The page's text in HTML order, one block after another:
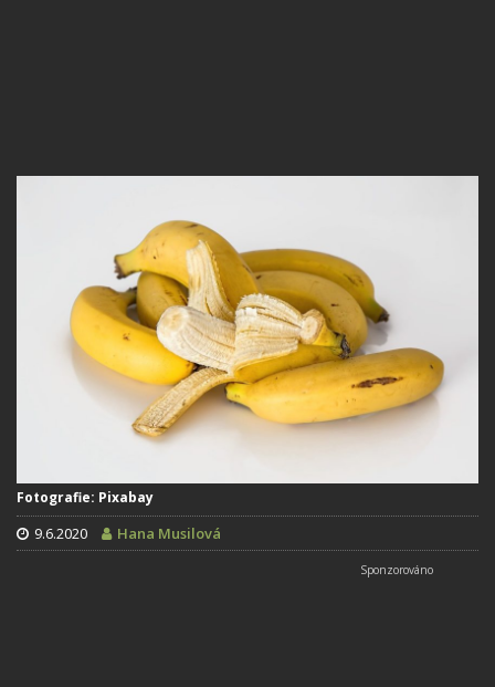
Fotografie: Pixabay
9.6.2020 Hana Musilová